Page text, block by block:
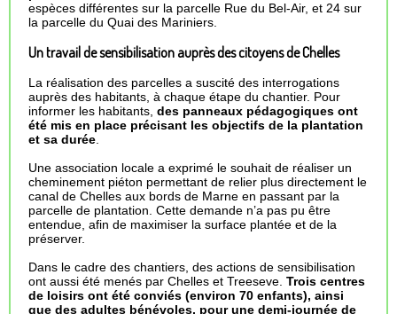
espèces différentes sur la parcelle Rue du Bel-Air, et 24 sur
la parcelle du Quai des Mariniers.
Un travail de sensibilisation auprès des citoyens de Chelles
La réalisation des parcelles a suscité des interrogations
auprès des habitants, à chaque étape du chantier. Pour
informer les habitants, des panneaux pédagogiques ont
été mis en place précisant les objectifs de la plantation
et sa durée
Une association locale a exprimé le souhait de réaliser un
cheminement piéton permettant de relier plus directement le
canal de Chelles aux bords de Marne en passant par la
parcelle de plantation. Cette demande n’a pas pu être
entendue, afin de maximiser la surface plantée et de la
préserver.
Dans le cadre des chantiers, des actions de sensibilisation
ont aussi été menés par Chelles et Treeseve. Trois centres
de loisirs ont été conviés (environ 70 enfants), ainsi
que des adultes bénévoles, pour une demi-journée de